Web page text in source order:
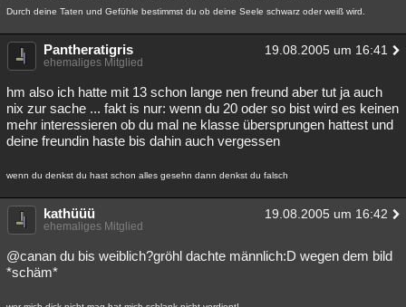
Durch deine Taten und Gefühle bestimmst du ob deine Seele schwarz oder weiß wird.
Pantheratigris 19.08.2005 um 16:41
ehemaliges Mitglied
hm also ich hatte mit 13 schon lange nen freund aber tut ja auch
nix zur sache ... fakt is nur: wenn du 20 oder so bist wird es keinen
mehr interessieren ob du mal ne klasse übersprungen hattest und
deine freundin haste bis dahin auch vergessen
wenn du denkst du hast schon alles gesehn dann denkst du falsch
kathüüü 19.08.2005 um 16:42
ehemaliges Mitglied
@canan du bis weiblich?gröhl dachte männlich:D wegen dem bild
*schäm*